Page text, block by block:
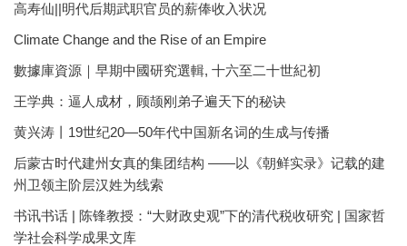
高寿仙||明代后期武职官员的薪俸收入状况
Climate Change and the Rise of an Empire
數據庫資源｜早期中國研究選輯, 十六至二十世紀初
王学典：逼人成材，顾颉刚弟子遍天下的秘诀
黄兴涛丨19世纪20—50年代中国新名词的生成与传播
后蒙古时代建州女真的集团结构 ——以《朝鲜实录》记载的建
州卫领主阶层汉姓为线索
书讯书话 | 陈锋教授：“大财政史观”下的清代税收研究 | 国家哲
学社会科学成果文库